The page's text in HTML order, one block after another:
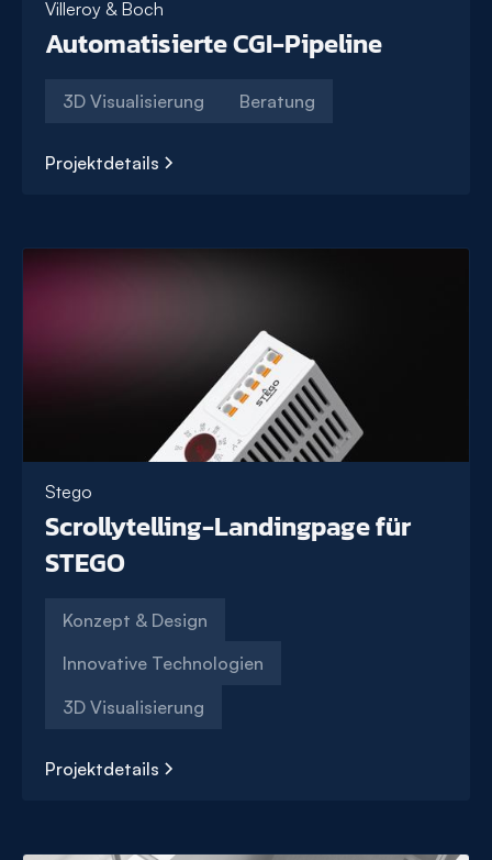
Villeroy & Boch
Automatisierte CGI-Pipeline
3D Visualisierung Beratung
Projektdetails
Pipeline
Stego
Scrollytelling-Landingpage für
STEGO
Konzept & Design
Innovative Technologien
3D Visualisierung
Projektdetails